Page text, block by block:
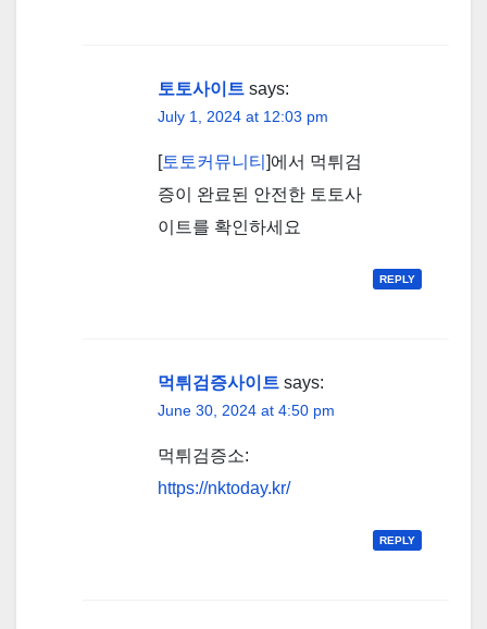
토토사이트 says:
July 1, 2024 at 12:03 pm
[토토커뮤니티 ]에서 먹튀검
증이 완료된 안전한 토토사
이트를 확인하세요
REPLY
먹튀검증사이트 says:
June 30, 2024 at 4:50 pm
먹튀검증소:
https://nktoday.kr/
REPLY